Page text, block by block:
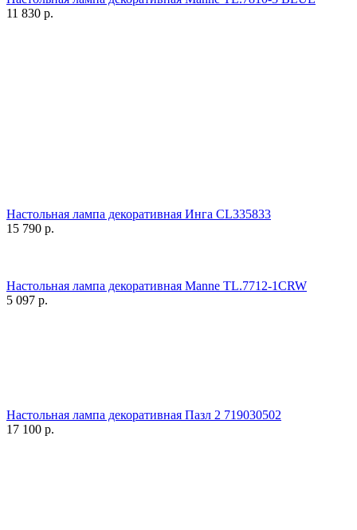
11 830 р.
Настольная лампа декоративная Инга CL335833
15 790 р.
Настольная лампа декоративная Manne TL.7712-1CRW
5 097 р.
Настольная лампа декоративная Пазл 2 719030502
17 100 р.